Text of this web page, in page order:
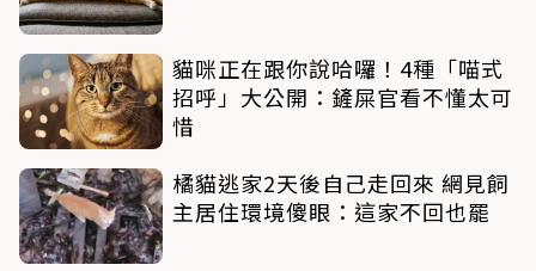
貓咪正在跟你說哈囉！4種「喵式
招呼」大公開：鏟屎官看不懂太可
惜
橘貓逃家2天後自己走回來 網見飼
主居住環境傻眼：這家不回也罷